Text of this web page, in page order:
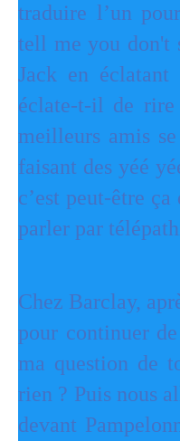
traduire l’un
tell me you don't
Jack en
éclate-t-il de rire
meilleurs amis
faisant des yéé
c’est peut-être
parler par
Chez Barclay,
pour continuer
ma question de
rien ? Puis nous
devant